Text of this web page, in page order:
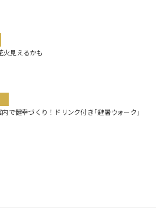
火見えるかも
で健幸づくり！ドリンク付き｢避暑ウォーク｣